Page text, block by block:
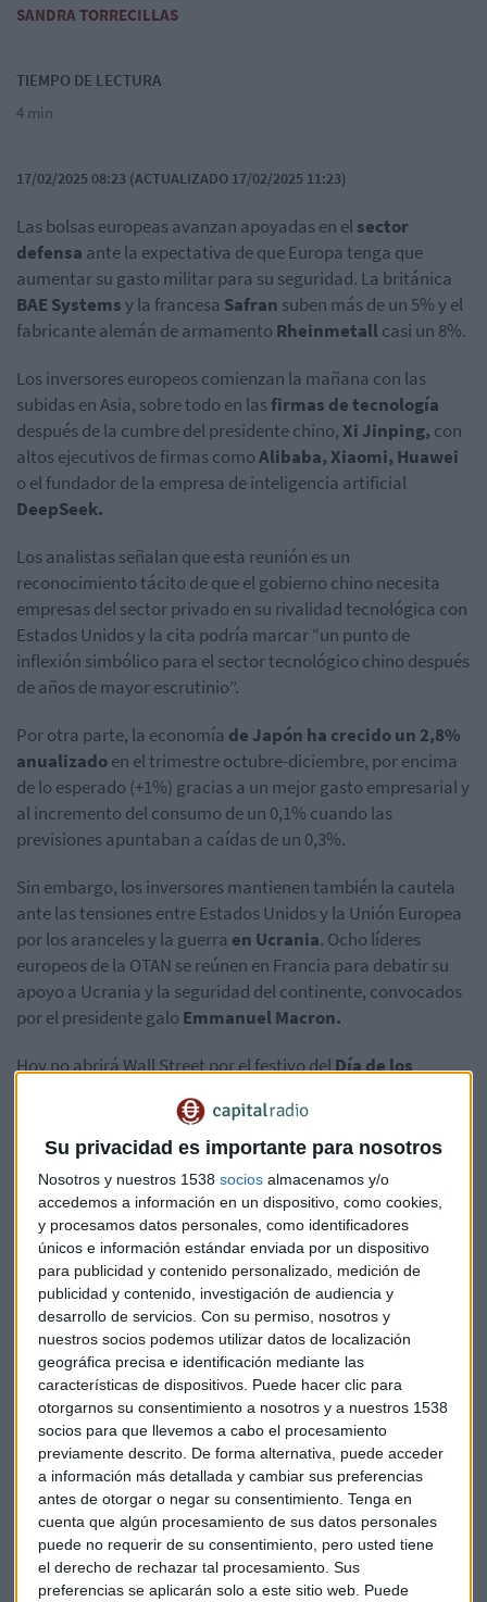
Su privacidad es importante para nosotros
Nosotros y nuestros 1538 socios almacenamos y/o
accedemos a información en un dispositivo, como cookies,
y procesamos datos personales, como identificadores
únicos e información estándar enviada por un dispositivo
para publicidad y contenido personalizado, medición de
publicidad y contenido, investigación de audiencia y
desarrollo de servicios. Con su permiso, nosotros y
nuestros socios podemos utilizar datos de localización
geográfica precisa e identificación mediante las
características de dispositivos. Puede hacer clic para
otorgarnos su consentimiento a nosotros y a nuestros 1538
socios para que llevemos a cabo el procesamiento
previamente descrito. De forma alternativa, puede acceder
a información más detallada y cambiar sus preferencias
antes de otorgar o negar su consentimiento. Tenga en
cuenta que algún procesamiento de sus datos personales
puede no requerir de su consentimiento, pero usted tiene
el derecho de rechazar tal procesamiento. Sus
preferencias se aplicarán solo a este sitio web. Puede
SANDRA TORRECILLAS
TIEMPO DE LECTURA
4 min
17/02/2025 08:23 (ACTUALIZADO 17/02/2025 11:23)
Las bolsas europeas avanzan apoyadas en elsector
defensa ante la expectativa de que Europa tenga que
aumentar su gasto militar para su seguridad. La británica
BAE Systemsy la francesa Safran suben más de un 5% y el
fabricante alemán de armamento Rheinmetallcasi un 8%.
Los inversores europeos comienzan la mañana con las
subidas en Asia, sobre todo en lasfirmas de tecnología
después de la cumbre del presidente chino,Xi Jinping, con
altos ejecutivos de firmas comoAlibaba, Xiaomi, Huawei
o el fundador de la empresa de inteligencia artificial
DeepSeek.
Los analistas señalan que esta reunión es un
reconocimiento tácito de que el gobierno chino necesita
empresas del sector privado en su rivalidad tecnológica con
Estados Unidos y la cita podría marcar “un punto de
inflexión simbólico para el sector tecnológico chino después
de años de mayor escrutinio”.
Por otra parte, la economía de Japón ha crecido un 2,8%
anualizadoen el trimestre octubre-diciembre, por encima
de lo esperado (+1%) gracias a un mejor gasto empresarial y
al incremento del consumo de un 0,1% cuando las
previsiones apuntaban a caídas de un 0,3%.
Sin embargo, los inversores mantienen también la cautela
ante las tensiones entre Estados Unidos y la Unión Europea
por los aranceles y la guerra en Ucrania. Ocho líderes
europeos de la OTAN se reúnen en Francia para debatir su
apoyo a Ucrania y la seguridad del continente, convocados
por el presidente galo Emmanuel Macron.
Hoy no abrirá Wall Street por el festivo delDía de los
centrales de Australia y Nueva Zelanda y se espera que
ambos reduzcan las tasas de interés, el primero en 25
puntos básicos y el segundo, el doble.
Protagonistas empresariales
La empresa neerlandesaProsussube al calor del repunte de
la china Tencent en la que tiene una participación del 25%.
El gigante digital chino ha integrado en su aplicación de
mensajería más importante WeChat, el modelo de
inteligencia artificial R1 de DeepSeek.
En el mercado español, atención aNaturgy. Según el diario
Expansión, Emiratos Árabes Unidos y España allanan el
camino político a una opa de Taqa a Naturgy.
Talgoconfirmó viernes al cierre,
el principio de acuerdo por el que Sidenorpagará 4,15 euros
por acción fijos y otros 0,85 euros adicionales ligados al
cumplimiento por parte del fabricante de trenes de